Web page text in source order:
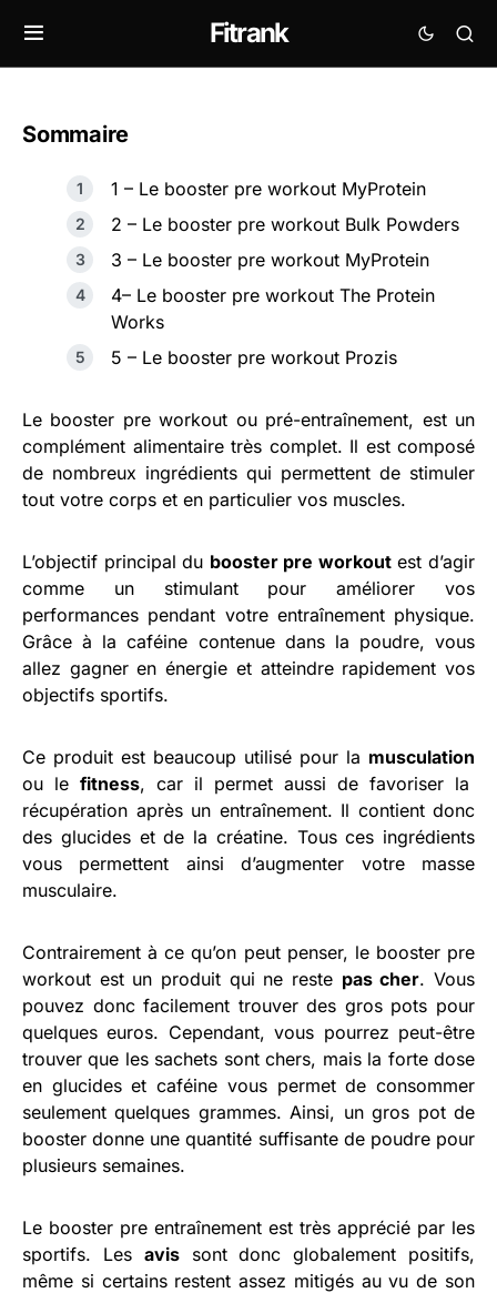
Fitrank
Sommaire
1 – Le booster pre workout MyProtein
2 – Le booster pre workout Bulk Powders
3 – Le booster pre workout MyProtein
4– Le booster pre workout The Protein
Works
5 – Le booster pre workout Prozis
Le booster pre workout ou pré-entraînement, est un
complément alimentaire très complet. Il est composé
de nombreux ingrédients qui permettent de stimuler
tout votre corps et en particulier vos muscles.
L’objectif principal du booster pre workoutest d’agir
comme un stimulant pour améliorer vos
performances pendant votre entraînement physique.
Grâce à la caféine contenue dans la poudre, vous
allez gagner en énergie et atteindre rapidement vos
objectifs sportifs.
Ce produit est beaucoup utilisé pour la musculation
ou le fitness, car il permet aussi de favoriser la
récupération après un entraînement. Il contient donc
des glucides et de la créatine. Tous ces ingrédients
vous permettent ainsi d’augmenter votre masse
musculaire.
Contrairement à ce qu’on peut penser, le booster pre
workout est un produit qui ne reste pas cher. Vous
pouvez donc facilement trouver des gros pots pour
quelques euros. Cependant, vous pourrez peut-être
trouver que les sachets sont chers, mais la forte dose
en glucides et caféine vous permet de consommer
seulement quelques grammes. Ainsi, un gros pot de
booster donne une quantité suffisante de poudre pour
plusieurs semaines.
Le booster pre entraînement est très apprécié par les
sportifs. Les avissont donc globalement positifs,
même si certains restent assez mitigés au vu de son